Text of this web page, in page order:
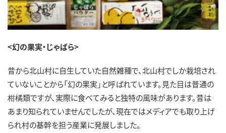
<幻の果実・じゃばら>
昔から北山村に自生していた自然雑種で、北山村でしか栽培され
ていないことから「幻の果実」と呼ばれています。見た目は普通の
柑橘類ですが、実際に食べてみると独特の風味があります。昔は
あまり知られていませんでしたが、現在ではメディアでも取り上げ
られ村の基幹を担う産業に発展しました。